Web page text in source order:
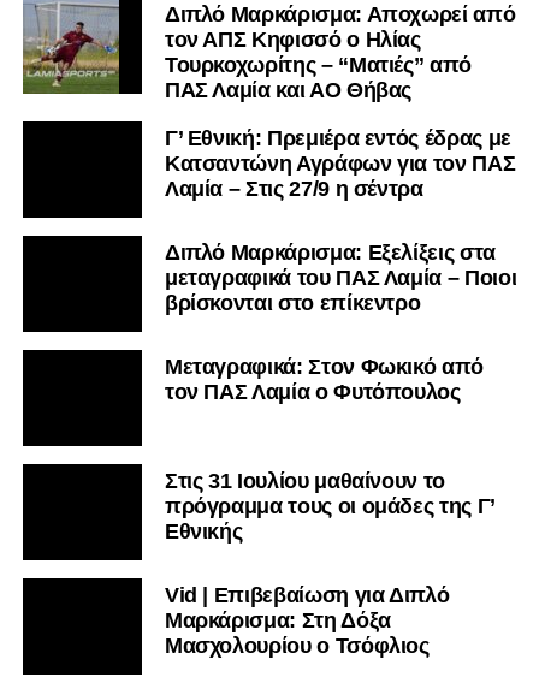
Διπλό Μαρκάρισμα: Αποχωρεί από
τον ΑΠΣ Κηφισσό ο Ηλίας
Τουρκοχωρίτης – “Ματιές” από
ΠΑΣ Λαμία και ΑΟ Θήβας
Γ’ Εθνική: Πρεμιέρα εντός έδρας με
Κατσαντώνη Αγράφων για τον ΠΑΣ
Λαμία – Στις 27/9 η σέντρα
Διπλό Μαρκάρισμα: Εξελίξεις στα
μεταγραφικά του ΠΑΣ Λαμία – Ποιοι
βρίσκονται στο επίκεντρο
Μεταγραφικά: Στον Φωκικό από
τον ΠΑΣ Λαμία ο Φυτόπουλος
Στις 31 Ιουλίου μαθαίνουν το
πρόγραμμα τους οι ομάδες της Γ’
Εθνικής
Vid | Επιβεβαίωση για Διπλό
Μαρκάρισμα: Στη Δόξα
Μασχολουρίου ο Τσόφλιος